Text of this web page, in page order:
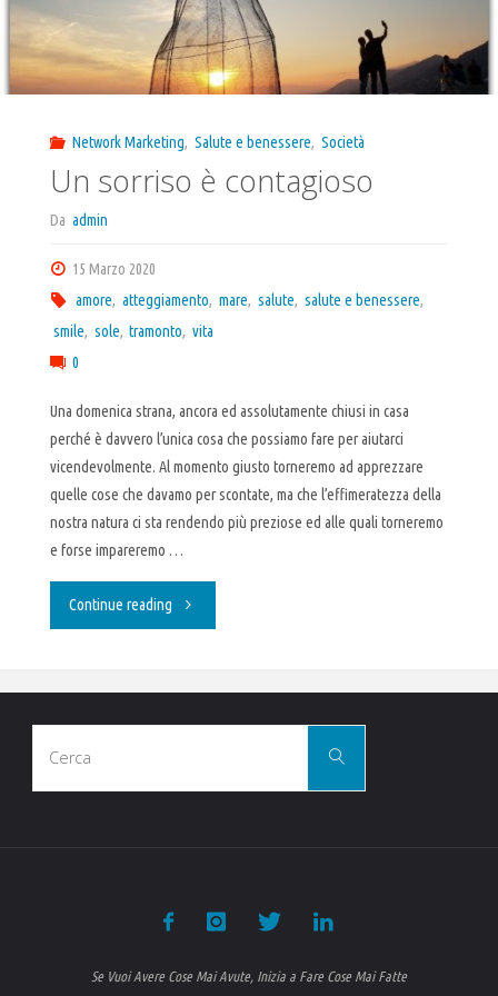
Network Marketing, Salute e benessere, Società
Un sorriso è contagioso
Da admin
15 Marzo 2020
amore, atteggiamento, mare, salute, salute e benessere,
smile, sole, tramonto, vita
0
Una domenica strana, ancora ed assolutamente chiusi in casa
perché è davvero l’unica cosa che possiamo fare per aiutarci
vicendevolmente. Al momento giusto torneremo ad apprezzare
quelle cose che davamo per scontate, ma che l’effimeratezza della
nostra natura ci sta rendendo più preziose ed alle quali torneremo
e forse impareremo …
Continue reading "Un
Cerca
Se Vuoi Avere Cose Mai Avute, Inizia a Fare Cose Mai Fatte